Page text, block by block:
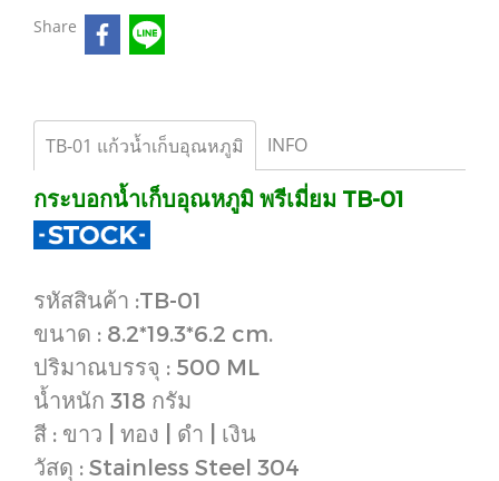
Share
TB-01 แก้วน้ำเก็บอุณหภูมิ INFO
กระบอกน้ำเก็บอุณหภูมิ พรีเมี่ยม TB-01
รหัสสินค้า :TB-01
ขนาด : 8.2*19.3*6.2 cm.
ปริมาณบรรจุ : 500 ML
น้ำหนัก 318 กรัม
สี : ขาว | ทอง | ดำ | เงิน
วัสดุ : Stainless Steel 304